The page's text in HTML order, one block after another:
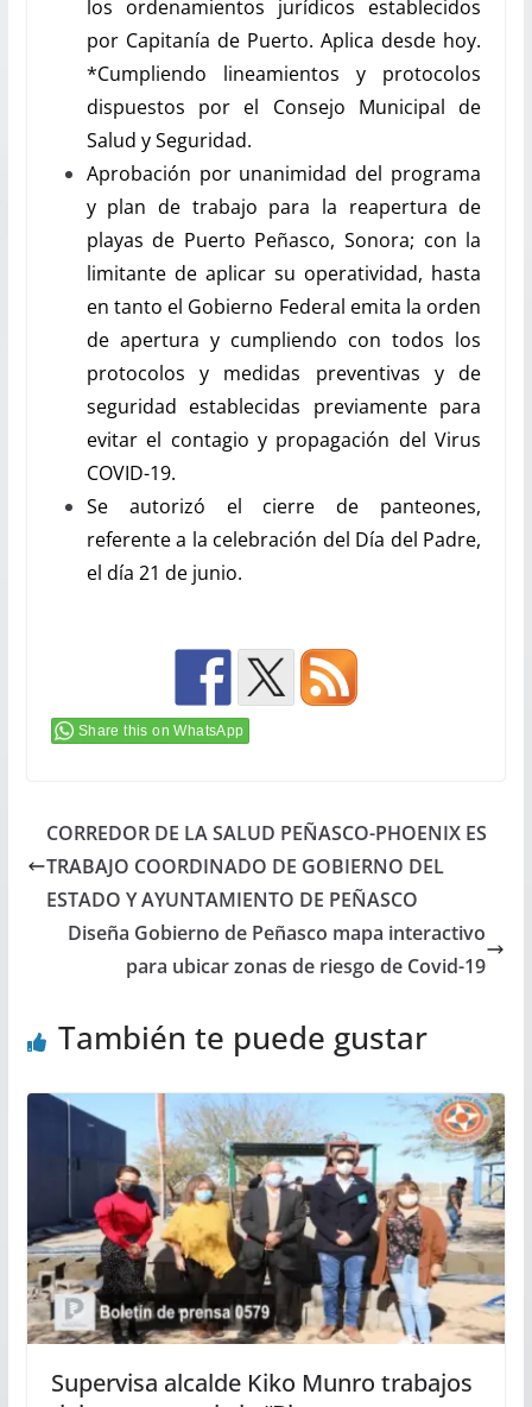
los ordenamientos jurídicos establecidos
por Capitanía de Puerto. Aplica desde hoy.
*Cumpliendo lineamientos y protocolos
dispuestos por el Consejo Municipal de
Salud y Seguridad.
Aprobación por unanimidad del programa
y plan de trabajo para la reapertura de
playas de Puerto Peñasco, Sonora; con la
limitante de aplicar su operatividad, hasta
en tanto el Gobierno Federal emita la orden
de apertura y cumpliendo con todos los
protocolos y medidas preventivas y de
seguridad establecidas previamente para
evitar el contagio y propagación del Virus
COVID-19.
Se autorizó el cierre de panteones,
referente a la celebración del Día del Padre,
el día 21 de junio.
Share this on WhatsApp
CORREDOR DE LA SALUD PEÑASCO-PHOENIX ES
TRABAJO COORDINADO DE GOBIERNO DEL
ESTADO Y AYUNTAMIENTO DE PEÑASCO
Diseña Gobierno de Peñasco mapa interactivo
para ubicar zonas de riesgo de Covid-19
También te puede gustar
Supervisa alcalde Kiko Munro trabajos